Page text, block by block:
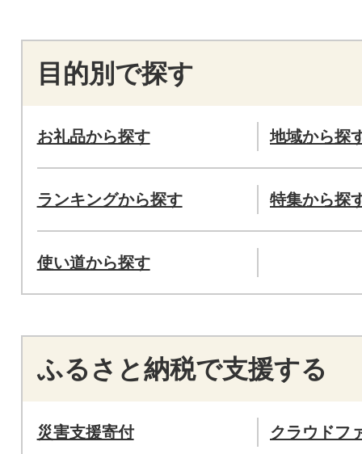
目的別で探す
お礼品から探す 地域から探
ランキングから探す 特集から探
使い道から探す
ふるさと納税で支援する
災害支援寄付 クラウドフ